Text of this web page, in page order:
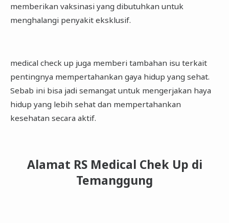
memberikan vaksinasi yang dibutuhkan untuk
menghalangi penyakit eksklusif.
medical check up juga memberi tambahan isu terkait
pentingnya mempertahankan gaya hidup yang sehat.
Sebab ini bisa jadi semangat untuk mengerjakan haya
hidup yang lebih sehat dan mempertahankan
kesehatan secara aktif.
Alamat RS Medical Chek Up di
Temanggung